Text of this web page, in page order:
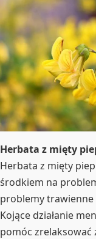
Herbata z mięty
Herbata z mięty
środkiem na
problemy
Kojące działanie
pomóc zrelaksować